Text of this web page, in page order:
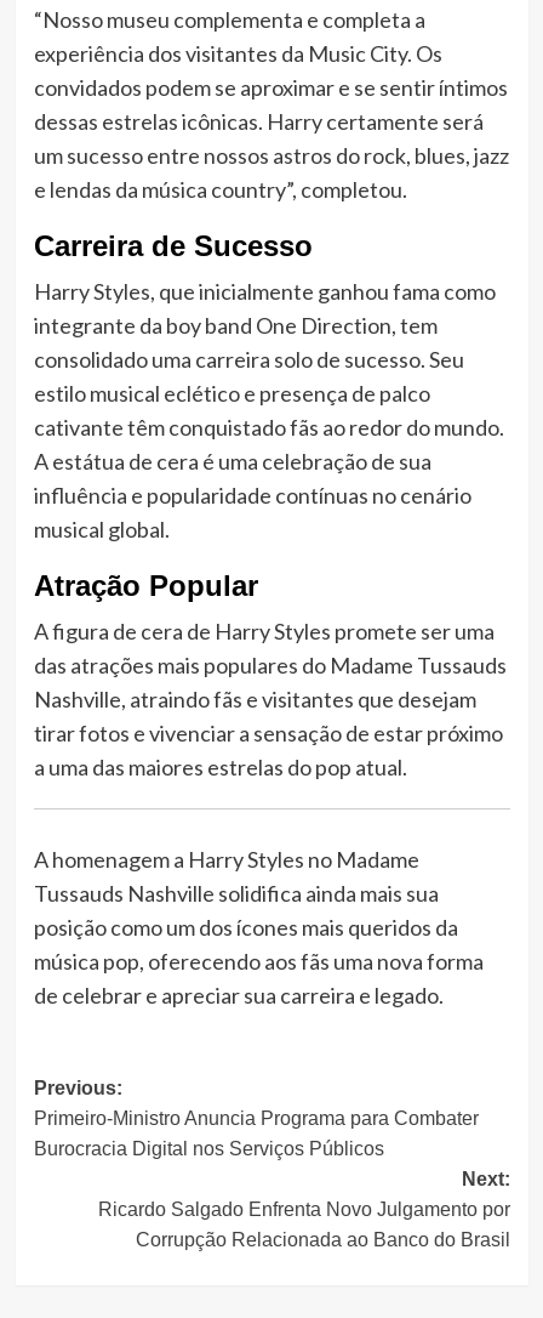
“Nosso museu complementa e completa a
experiência dos visitantes da Music City. Os
convidados podem se aproximar e se sentir íntimos
dessas estrelas icônicas. Harry certamente será
um sucesso entre nossos astros do rock, blues, jazz
e lendas da música country”, completou.
Carreira de Sucesso
Harry Styles, que inicialmente ganhou fama como
integrante da boy band One Direction, tem
consolidado uma carreira solo de sucesso. Seu
estilo musical eclético e presença de palco
cativante têm conquistado fãs ao redor do mundo.
A estátua de cera é uma celebração de sua
influência e popularidade contínuas no cenário
musical global.
Atração Popular
A figura de cera de Harry Styles promete ser uma
das atrações mais populares do Madame Tussauds
Nashville, atraindo fãs e visitantes que desejam
tirar fotos e vivenciar a sensação de estar próximo
a uma das maiores estrelas do pop atual.
A homenagem a Harry Styles no Madame
Tussauds Nashville solidifica ainda mais sua
posição como um dos ícones mais queridos da
música pop, oferecendo aos fãs uma nova forma
de celebrar e apreciar sua carreira e legado.
Post
navigation
Previous:
Primeiro-Ministro Anuncia Programa para Combater
Burocracia Digital nos Serviços Públicos
Next:
Ricardo Salgado Enfrenta Novo Julgamento por
Corrupção Relacionada ao Banco do Brasil